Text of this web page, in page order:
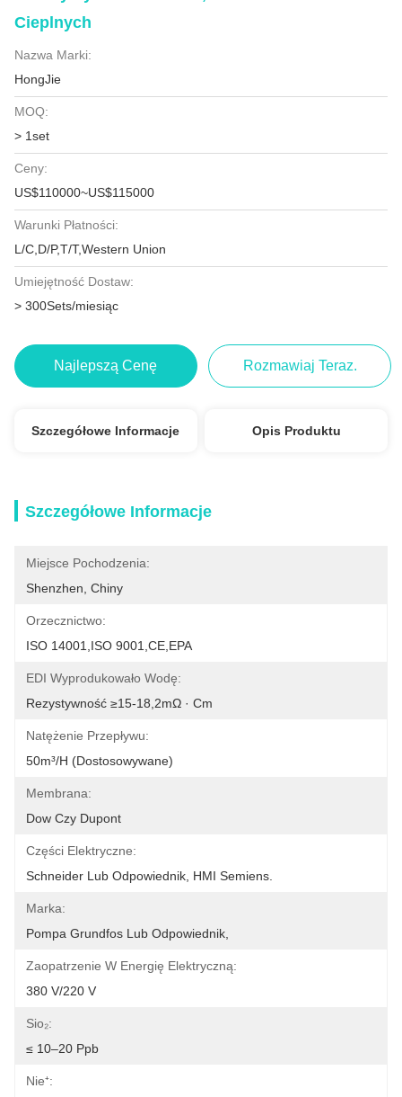
Cieplnych
Nazwa Marki:
HongJie
MOQ:
> 1set
Ceny:
US$110000~US$115000
Warunki Płatności:
L/C,D/P,T/T,Western Union
Umiejętność Dostaw:
> 300Sets/miesiąc
Najlepszą Cenę Rozmawiaj Teraz.
Szczegółowe Informacje Opis Produktu
Szczegółowe Informacje
Miejsce Pochodzenia:
Shenzhen, Chiny
Orzecznictwo:
ISO 14001,ISO 9001,CE,EPA
EDI Wyprodukowało Wodę:
Rezystywność ≥15-18,2mΩ · Cm
Natężenie Przepływu:
50m³/h (dostosowywane)
Membrana:
Dow Czy Dupont
Części Elektryczne:
Schneider Lub Odpowiednik, HMI Semiens.
Marka:
Pompa Grundfos Lub Odpowiednik,
Zaopatrzenie W Energię Elektryczną:
380 V/220 V
Sio₂:
≤ 10–20 Ppb
Nie⁺: